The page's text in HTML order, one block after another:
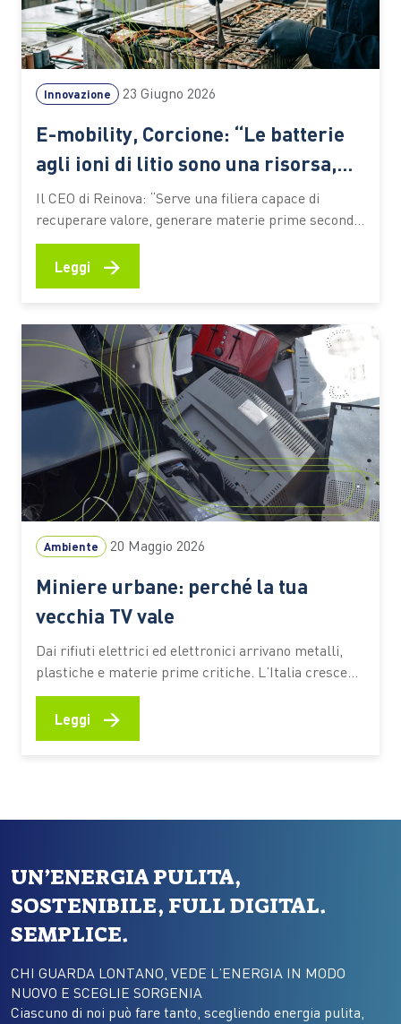
Innovazione 23 Giugno 2026
E-mobility, Corcione: “Le batterie
agli ioni di litio sono una risorsa,
non un rifiuto”
Il CEO di Reinova: “Serve una filiera capace di
recuperare valore, generare materie prime seconde
e preparare il Paese alle sfide della transizione
energetica. Le competenze saranno il fattore
automotive e pone nuove sfide lungo l’intero ciclo di
vita dei veicoli.…
Leggi →
Ambiente 20 Maggio 2026
Miniere urbane: perché la tua
vecchia TV vale
Dai rifiuti elettrici ed elettronici arrivano metalli,
plastiche e materie prime critiche. L’Italia cresce
nella raccolta. Intanto l’Europa prepara nuove
regole per trasformare i RAEE in risorsa strategica:
Leggi →
UN’ENERGIA PULITA,
SOSTENIBILE, FULL DIGITAL.
SEMPLICE.
CHI GUARDA LONTANO, VEDE L’ENERGIA IN MODO
NUOVO E SCEGLIE SORGENIA
Ciascuno di noi può fare tanto, scegliendo energia pulita,